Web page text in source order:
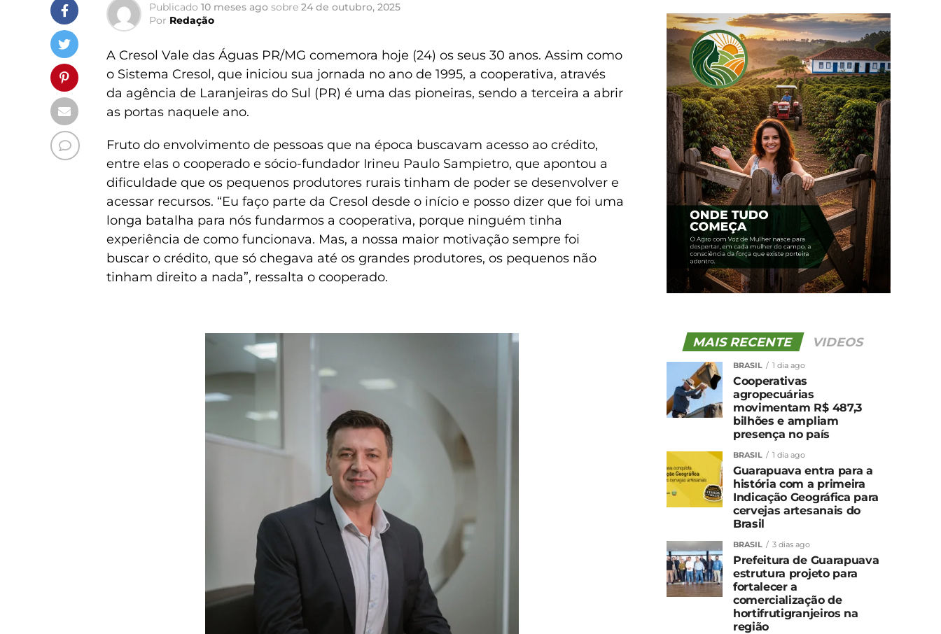
Publicado 10 meses ago sobre 24 de outubro, 2025
Por Redação
A Cresol Vale das Águas PR/MG comemora hoje (24) os seus 30 anos. Assim como
o Sistema Cresol, que iniciou sua jornada no ano de 1995, a cooperativa, através
da agência de Laranjeiras do Sul (PR) é uma das pioneiras, sendo a terceira a abrir
as portas naquele ano.
Fruto do envolvimento de pessoas que na época buscavam acesso ao crédito,
entre elas o cooperado e sócio-fundador Irineu Paulo Sampietro, que apontou a
dificuldade que os pequenos produtores rurais tinham de poder se desenvolver e
acessar recursos. “Eu faço parte da Cresol desde o início e posso dizer que foi uma
longa batalha para nós fundarmos a cooperativa, porque ninguém tinha
experiência de como funcionava. Mas, a nossa maior motivação sempre foi
buscar o crédito, que só chegava até os grandes produtores, os pequenos não
tinham direito a nada”, ressalta o cooperado.
MAIS RECENTE VIDEOS
BRASIL 1 dia ago
Cooperativas
agropecuárias
movimentam R$ 487,3
bilhões e ampliam
presença no país
BRASIL 1 dia ago
Guarapuava entra para a
história com a primeira
Indicação Geográfica para
cervejas artesanais do
Brasil
BRASIL 3 dias ago
Prefeitura de Guarapuava
estrutura projeto para
fortalecer a
comercialização de
hortifrutigranjeiros na
região